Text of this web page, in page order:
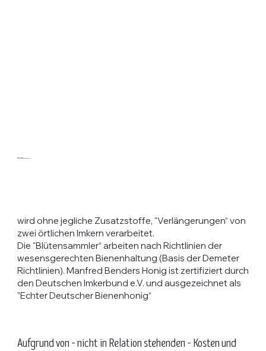
wird ohne jegliche Zusatzstoffe, "Verlängerungen“ von
zwei örtlichen Imkern verarbeitet.
Die "Blütensammler“ arbeiten nach Richtlinien der
wesensgerechten Bienenhaltung (Basis der Demeter
Richtlinien). Manfred Benders Honig ist zertifiziert durch
den Deutschen Imkerbund e.V. und ausgezeichnet als
"Echter Deutscher Bienenhonig“
Aufgrund von – nicht in Relation stehenden – Kosten und